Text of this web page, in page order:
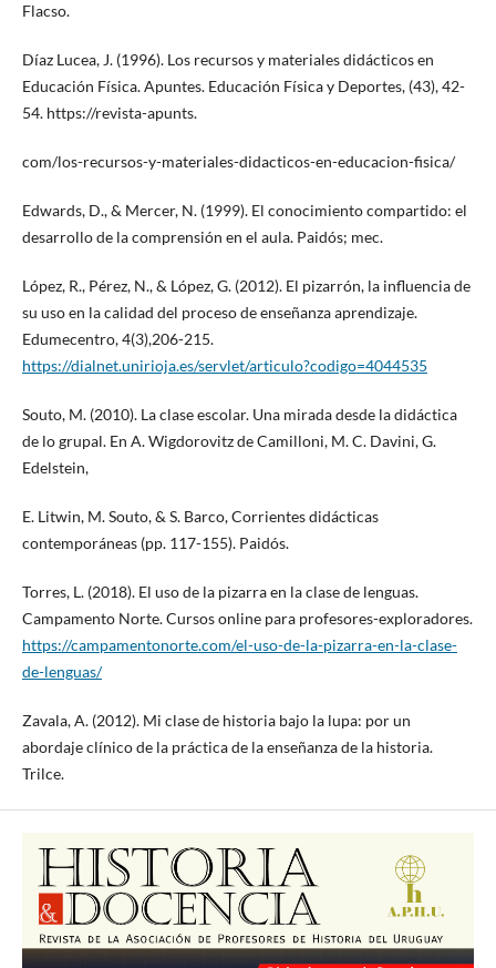
Flacso.
Díaz Lucea, J. (1996). Los recursos y materiales didácticos en
Educación Física. Apuntes. Educación Física y Deportes, (43), 42-
54. https://revista-apunts.
com/los-recursos-y-materiales-didacticos-en-educacion-fisica/
Edwards, D., & Mercer, N. (1999). El conocimiento compartido: el
desarrollo de la comprensión en el aula. Paidós; mec.
López, R., Pérez, N., & López, G. (2012). El pizarrón, la influencia de
su uso en la calidad del proceso de enseñanza aprendizaje.
Edumecentro, 4(3),206-215.
https://dialnet.unirioja.es/servlet/articulo?codigo=4044535
Souto, M. (2010). La clase escolar. Una mirada desde la didáctica
de lo grupal. En A. Wigdorovitz de Camilloni, M. C. Davini, G.
Edelstein,
E. Litwin, M. Souto, & S. Barco, Corrientes didácticas
contemporáneas (pp. 117-155). Paidós.
Torres, L. (2018). El uso de la pizarra en la clase de lenguas.
Campamento Norte. Cursos online para profesores-exploradores.
https://campamentonorte.com/el-uso-de-la-pizarra-en-la-clase-
de-lenguas/
Zavala, A. (2012). Mi clase de historia bajo la lupa: por un
abordaje clínico de la práctica de la enseñanza de la historia.
Trilce.